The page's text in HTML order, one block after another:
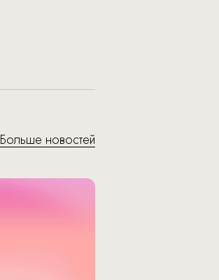
Больше новостей